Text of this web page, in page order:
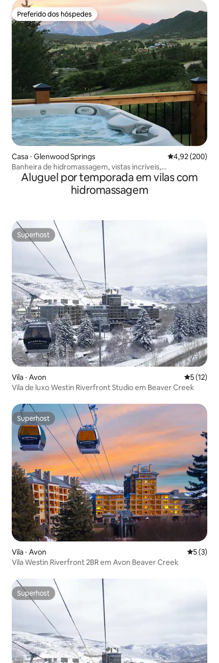
Preferido dos hóspedes
Preferido dos hóspedes
Casa ⋅ Glenwood Springs 4,92 de uma
4,92 (200)
Banheira de hidromassagem, vistas incríveis,
famílias/grupos, privativo
Aluguel por temporada em vilas com
hidromassagem
Superhost
Superhost
Vila ⋅ Avon 5 de uma
5 (12)
Vila de luxo Westin Riverfront Studio em Beaver Creek
Superhost
Superhost
Vila ⋅ Avon 5 de
5 (3)
Vila Westin Riverfront 2BR em Avon Beaver Creek
Superhost
Superhost